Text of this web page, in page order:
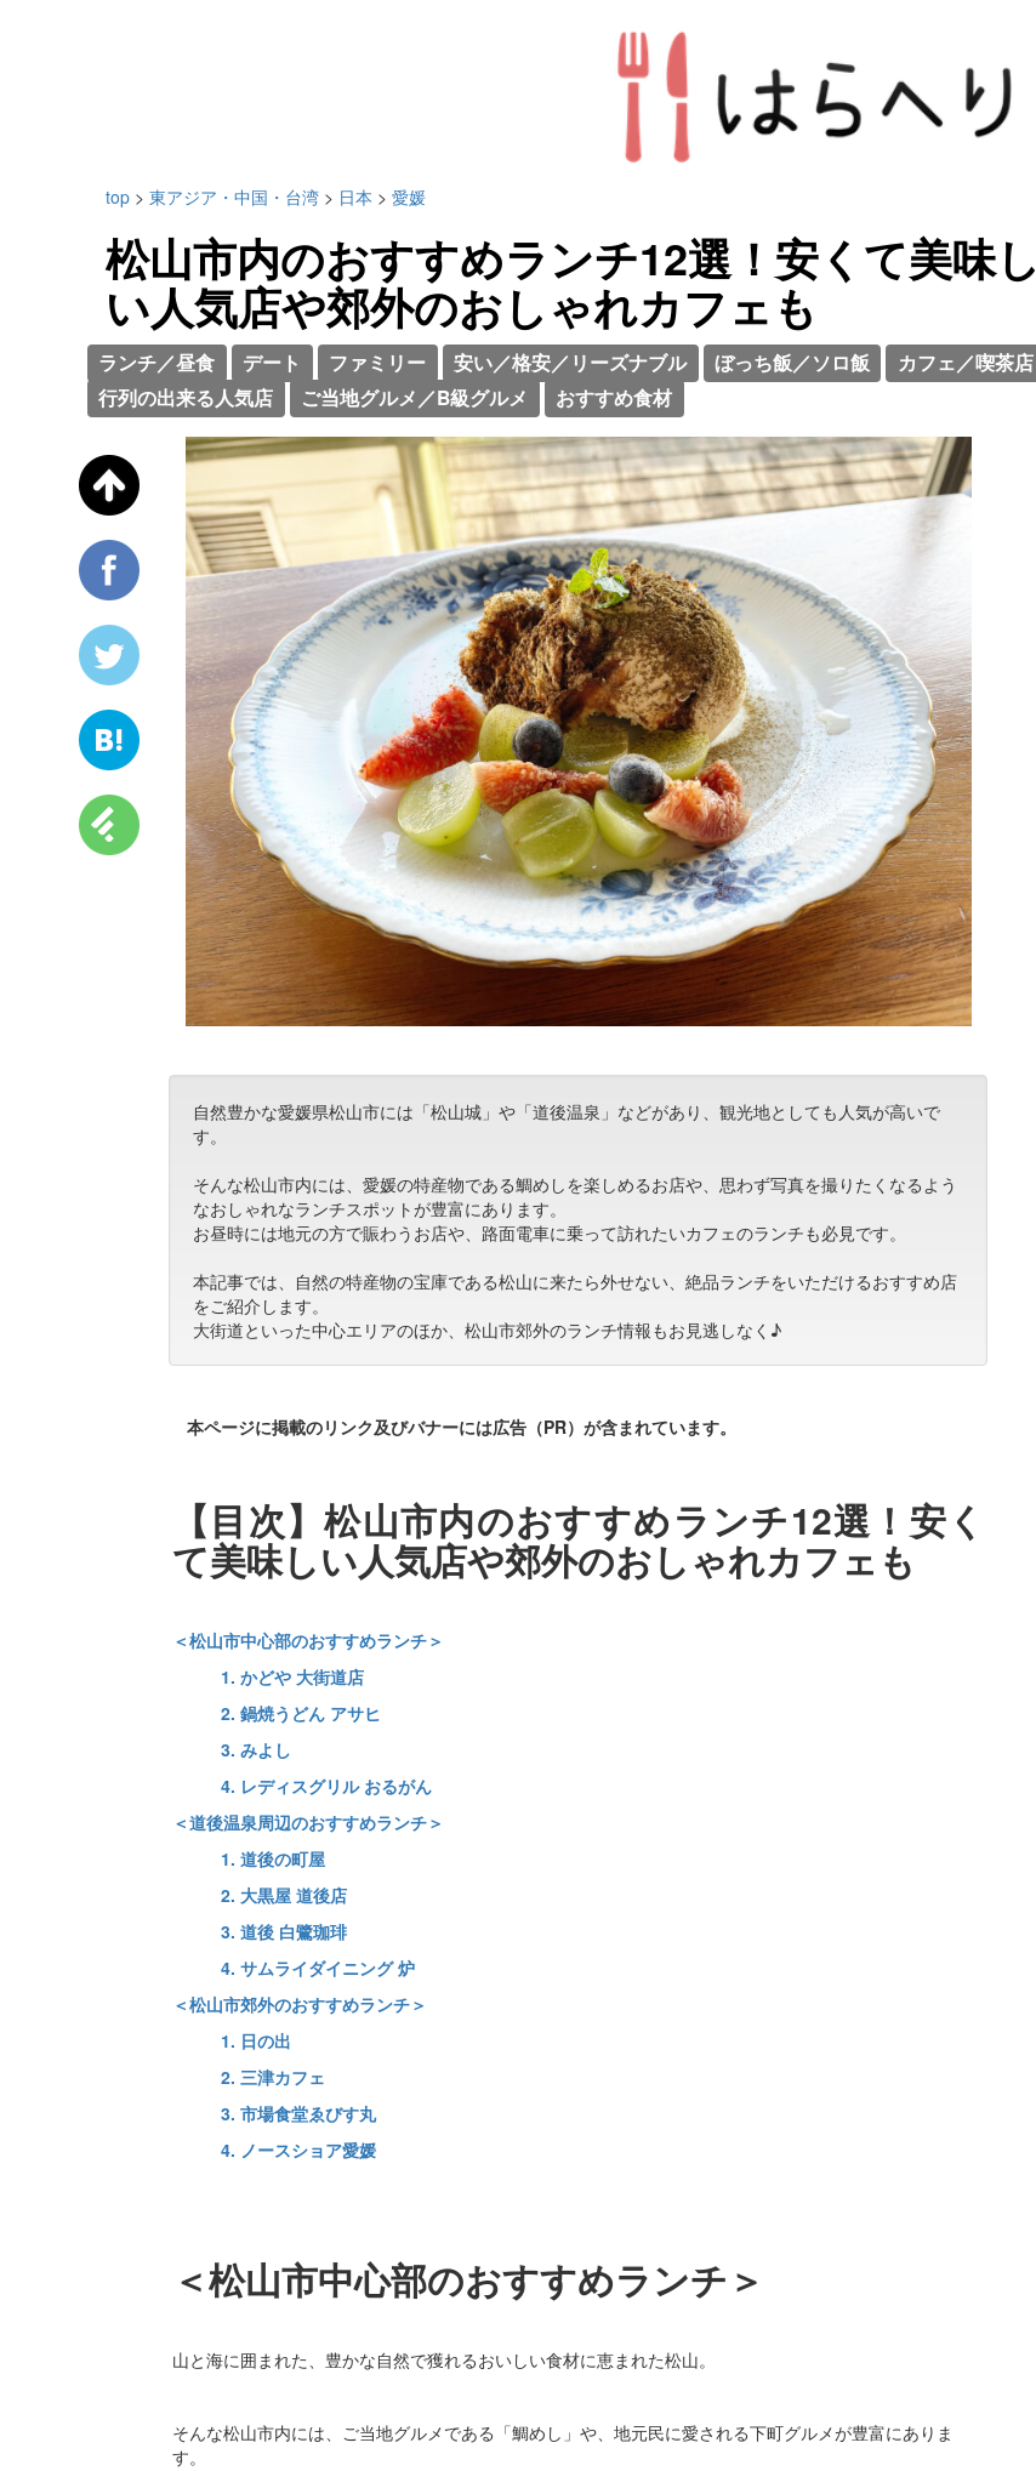
top > 東アジア・中国・台湾 > 日本 > 愛媛
松山市内のおすすめランチ12選！安くて美味し
い人気店や郊外のおしゃれカフェも
ランチ／昼食 デート ファミリー 安い／格安／リーズナブル ぼっち飯／ソロ飯
カフェ／喫茶店
行列の出来る人気店
ご当地グルメ／B級グルメ おすすめ食材
自然豊かな愛媛県松山市には「松山城」や「道後温泉」などがあり、観光地としても人気が高いで
す。
そんな松山市内には、愛媛の特産物である鯛めしを楽しめるお店や、思わず写真を撮りたくなるよう
なおしゃれなランチスポットが豊富にあります。
お昼時には地元の方で賑わうお店や、路面電車に乗って訪れたいカフェのランチも必見です。
本記事では、自然の特産物の宝庫である松山に来たら外せない、絶品ランチをいただけるおすすめ店
をご紹介します。
大街道といった中心エリアのほか、松山市郊外のランチ情報もお見逃しなく♪
本ページに掲載のリンク及びバナーには広告（PR）が含まれています。
【目次】松山市内のおすすめランチ12選！安く
て美味しい人気店や郊外のおしゃれカフェも
＜松山市中心部のおすすめランチ＞
1. かどや 大街道店
2. 鍋焼うどん アサヒ
3. みよし
4. レディスグリル おるがん
＜道後温泉周辺のおすすめランチ＞
1. 道後の町屋
2. 大黒屋 道後店
3. 道後 白鷺珈琲
4. サムライダイニング 炉
＜松山市郊外のおすすめランチ＞
1. 日の出
2. 三津カフェ
3. 市場食堂ゑびす丸
4. ノースショア愛媛
＜松山市中心部のおすすめランチ＞
山と海に囲まれた、豊かな自然で獲れるおいしい食材に恵まれた松山。
そんな松山市内には、ご当地グルメである「鯛めし」や、地元民に愛される下町グルメが豊富にありま
す。